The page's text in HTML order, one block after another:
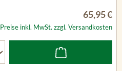
65,95 €
Preise inkl. MwSt. zzgl. Versandkosten